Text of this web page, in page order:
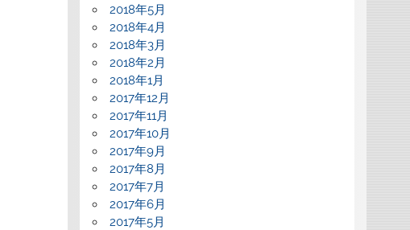
2018年5月
2018年4月
2018年3月
2018年2月
2018年1月
2017年12月
2017年11月
2017年10月
2017年9月
2017年8月
2017年7月
2017年6月
2017年5月